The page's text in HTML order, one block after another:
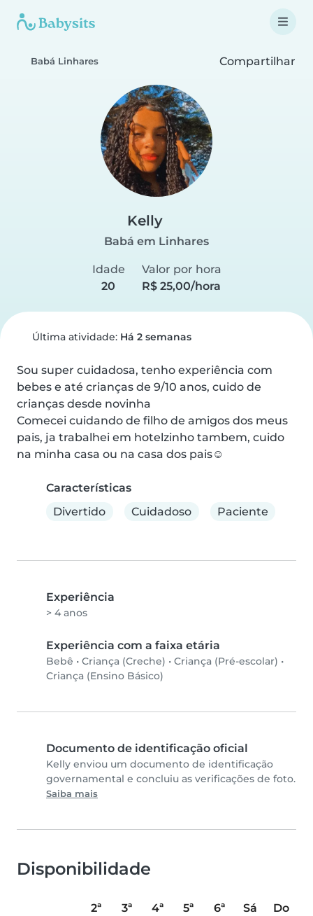
Babá Linhares Compartilhar
Kelly
Babá em Linhares
Idade
20
Valor por hora
R$ 25,00/hora
Última atividade: Há 2 semanas
Sou super cuidadosa, tenho experiência com
bebes e até crianças de 9/10 anos, cuido de
crianças desde novinha
Comecei cuidando de filho de amigos dos meus
pais, ja trabalhei em hotelzinho tambem, cuido
na minha casa ou na casa dos pais☺️
Características
Divertido
Cuidadoso Paciente
Experiência
> 4 anos
Experiência com a faixa etária
Bebê • Criança (Creche) • Criança (Pré-escolar) •
Criança (Ensino Básico)
Documento de identificação oficial
Kelly enviou um documento de identificação
governamental e concluiu as verificações de foto.
Saiba mais
Disponibilidade
2ª 3ª 4ª 5ª 6ª Sá
Do